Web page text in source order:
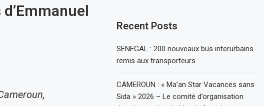
Recent Posts
SENEGAL : 200 nouveaux bus interurbains
remis aux transporteurs
CAMEROUN : « Ma’an Star Vacances sans
Sida » 2026 – Le comité d’organisation